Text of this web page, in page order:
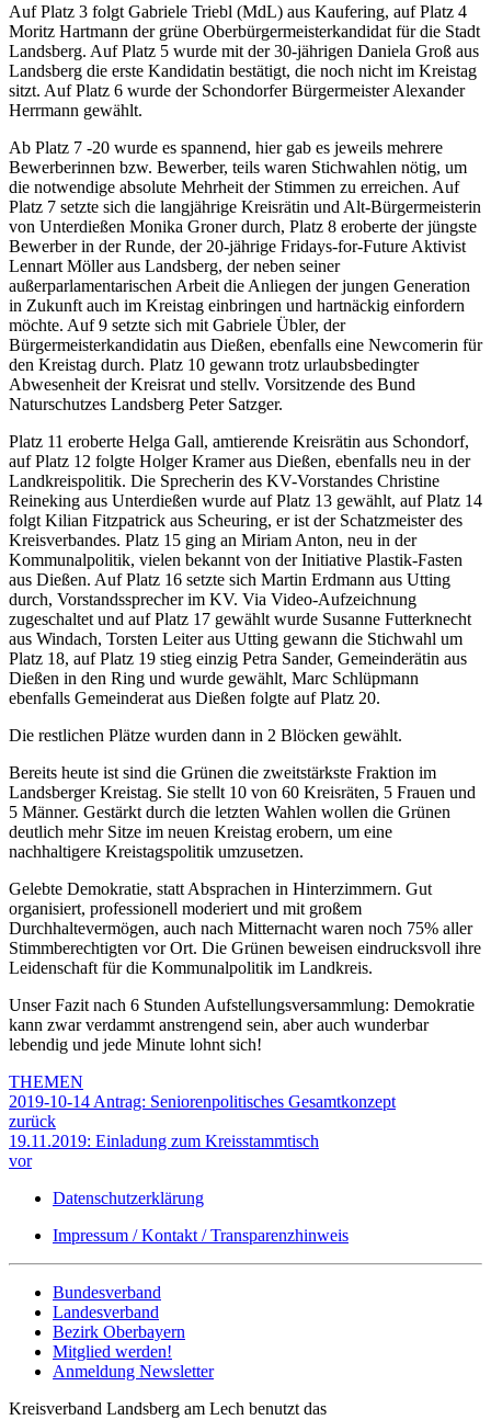
Auf Platz 3 folgt Gabriele Triebl (MdL) aus Kaufering, auf Platz 4
Moritz Hartmann der grüne Oberbürgermeisterkandidat für die Stadt
Landsberg. Auf Platz 5 wurde mit der 30-jährigen Daniela Groß aus
Landsberg die erste Kandidatin bestätigt, die noch nicht im Kreistag
sitzt. Auf Platz 6 wurde der Schondorfer Bürgermeister Alexander
Herrmann gewählt.
Ab Platz 7 -20 wurde es spannend, hier gab es jeweils mehrere
Bewerberinnen bzw. Bewerber, teils waren Stichwahlen nötig, um
die notwendige absolute Mehrheit der Stimmen zu erreichen. Auf
Platz 7 setzte sich die langjährige Kreisrätin und Alt-Bürgermeisterin
von Unterdießen Monika Groner durch, Platz 8 eroberte der jüngste
Bewerber in der Runde, der 20-jährige Fridays-for-Future Aktivist
Lennart Möller aus Landsberg, der neben seiner
außerparlamentarischen Arbeit die Anliegen der jungen Generation
in Zukunft auch im Kreistag einbringen und hartnäckig einfordern
möchte. Auf 9 setzte sich mit Gabriele Übler, der
Bürgermeisterkandidatin aus Dießen, ebenfalls eine Newcomerin für
den Kreistag durch. Platz 10 gewann trotz urlaubsbedingter
Abwesenheit der Kreisrat und stellv. Vorsitzende des Bund
Naturschutzes Landsberg Peter Satzger.
Platz 11 eroberte Helga Gall, amtierende Kreisrätin aus Schondorf,
auf Platz 12 folgte Holger Kramer aus Dießen, ebenfalls neu in der
Landkreispolitik. Die Sprecherin des KV-Vorstandes Christine
Reineking aus Unterdießen wurde auf Platz 13 gewählt, auf Platz 14
folgt Kilian Fitzpatrick aus Scheuring, er ist der Schatzmeister des
Kreisverbandes. Platz 15 ging an Miriam Anton, neu in der
Kommunalpolitik, vielen bekannt von der Initiative Plastik-Fasten
aus Dießen. Auf Platz 16 setzte sich Martin Erdmann aus Utting
durch, Vorstandssprecher im KV. Via Video-Aufzeichnung
zugeschaltet und auf Platz 17 gewählt wurde Susanne Futterknecht
aus Windach, Torsten Leiter aus Utting gewann die Stichwahl um
Platz 18, auf Platz 19 stieg einzig Petra Sander, Gemeinderätin aus
Dießen in den Ring und wurde gewählt, Marc Schlüpmann
ebenfalls Gemeinderat aus Dießen folgte auf Platz 20.
Die restlichen Plätze wurden dann in 2 Blöcken gewählt.
Bereits heute ist sind die Grünen die zweitstärkste Fraktion im
Landsberger Kreistag. Sie stellt 10 von 60 Kreisräten, 5 Frauen und
5 Männer. Gestärkt durch die letzten Wahlen wollen die Grünen
deutlich mehr Sitze im neuen Kreistag erobern, um eine
nachhaltigere Kreistagspolitik umzusetzen.
Gelebte Demokratie, statt Absprachen in Hinterzimmern. Gut
organisiert, professionell moderiert und mit großem
Durchhaltevermögen, auch nach Mitternacht waren noch 75% aller
Stimmberechtigten vor Ort. Die Grünen beweisen eindrucksvoll ihre
Leidenschaft für die Kommunalpolitik im Landkreis.
Unser Fazit nach 6 Stunden Aufstellungsversammlung: Demokratie
kann zwar verdammt anstrengend sein, aber auch wunderbar
lebendig und jede Minute lohnt sich!
THEMEN
2019-10-14 Antrag: Seniorenpolitisches Gesamtkonzept
zurück
19.11.2019: Einladung zum Kreisstammtisch
vor
Datenschutzerklärung
Impressum / Kontakt / Transparenzhinweis
Bundesverband
Landesverband
Bezirk Oberbayern
Mitglied werden!
Anmeldung Newsletter
Kreisverband Landsberg am Lech benutzt das